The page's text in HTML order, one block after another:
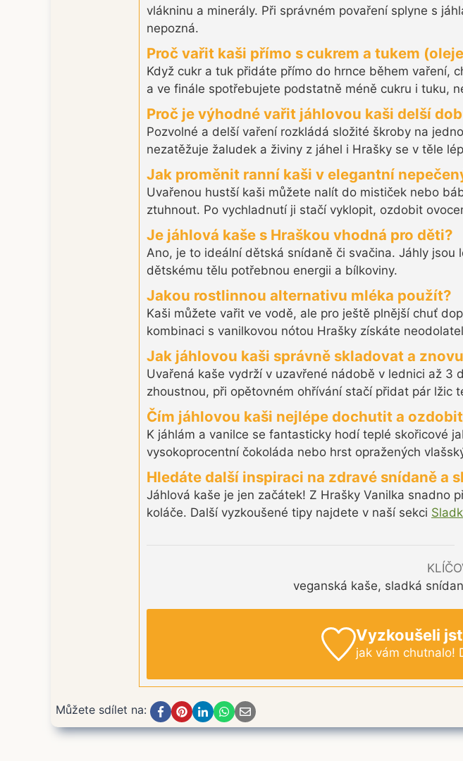
vlákninu a minerály. Při správném povaření splyne s
nepozná.
Proč vařit kaši přímo s cukrem a tukem
Když cukr a tuk přidáte přímo do hrnce během vaření,
a ve finále spotřebujete podstatně méně cukru i tuku,
Proč je výhodné vařit jáhlovou kaši delší
Pozvolné a delší vaření rozkládá složité škroby na
nezatěžuje žaludek a živiny z jáhel i Hrašky se v těle
Jak proměnit ranní kaši v elegantní
Uvařenou hustší kaši můžete nalít do mističek nebo
ztuhnout. Po vychladnutí ji stačí vyklopit, ozdobit
Je jáhlová kaše s Hraškou vhodná pro děti?
Ano, je to ideální dětská snídaně či svačina. Jáhly
dětskému tělu potřebnou energii a bílkoviny.
Jakou rostlinnou alternativu mléka použít?
Kaši můžete vařit ve vodě, ale pro ještě plnější chuť
kombinaci s vanilkovou nótou Hrašky získáte
Jak jáhlovou kaši správně skladovat a
Uvařená kaše vydrží v uzavřené nádobě v lednici až 3
zhoustnou, při opětovném ohřívání stačí přidat pár lžic
Čím jáhlovou kaši nejlépe dochutit a
K jáhlám a vanilce se fantasticky hodí teplé skořicové
vysokoprocentní čokoláda nebo hrst opražených
Hledáte další inspiraci na zdravé snídaně a
Jáhlová kaše je jen začátek! Z Hrašky Vanilka snadno
koláče. Další vyzkoušené tipy najdete v naší sekci
veganská kaše, sladká
Vyzkoušeli
jak vám chutnalo!
Můžete sdílet na: